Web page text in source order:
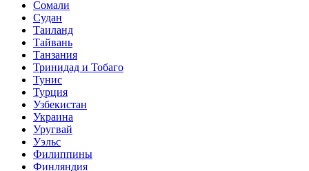
Сомали
Судан
Таиланд
Тайвань
Танзания
Тринидад и Тобаго
Тунис
Турция
Узбекистан
Украина
Уругвай
Уэльс
Филиппины
Финляндия